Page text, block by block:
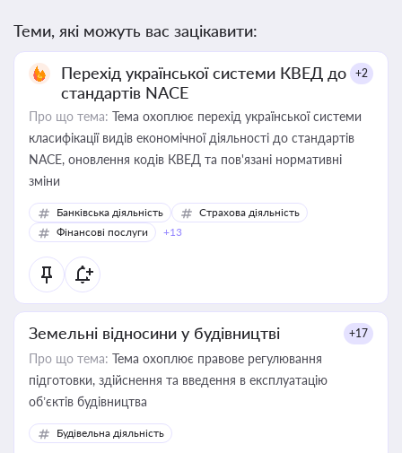
Теми, які можуть вас зацікавити:
Перехід української системи КВЕД до
стандартів NACE
+2
Про що тема: Тема охоплює перехід української системи
класифікації видів економічної діяльності до стандартів
NACE, оновлення кодів КВЕД та пов'язані нормативні
зміни
Банківська діяльність
Страхова діяльність
Фінансові послуги
+13
Земельні відносини у будівництві +17
Про що тема: Тема охоплює правове регулювання
підготовки, здійснення та введення в експлуатацію
об’єктів будівництва
Будівельна діяльність